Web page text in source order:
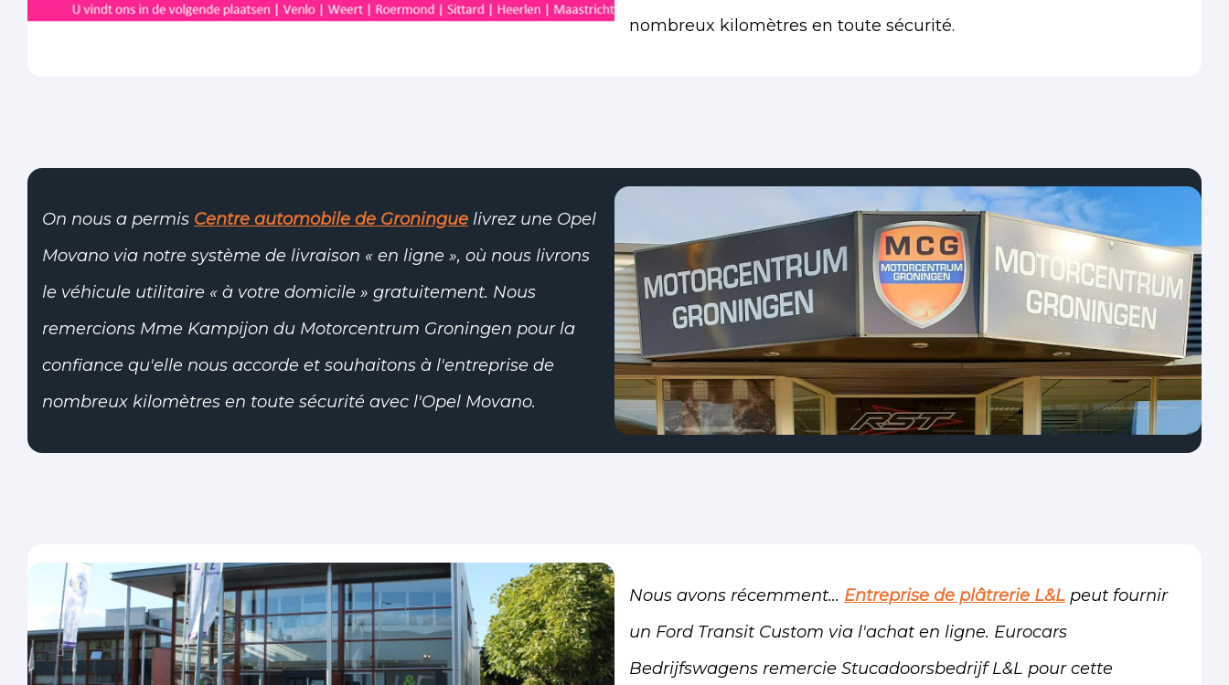
nombreux kilomètres en toute sécurité.
On nous a permis Centre automobile de Groningue livrez une Opel
Movano via notre système de livraison « en ligne », où nous livrons
le véhicule utilitaire « à votre domicile » gratuitement. Nous
remercions Mme Kampijon du Motorcentrum Groningen pour la
confiance qu'elle nous accorde et souhaitons à l'entreprise de
nombreux kilomètres en toute sécurité avec l'Opel Movano.
Nous avons récemment... Entreprise de plâtrerie L&L peut fournir
un Ford Transit Custom via l'achat en ligne. Eurocars
Bedrijfswagens remercie Stucadoorsbedrijf L&L pour cette